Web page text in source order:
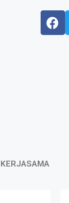
KERJASAMA